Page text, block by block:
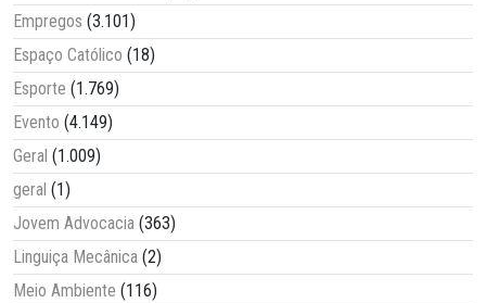
Empregos (3.101)
Espaço Católico (18)
Esporte (1.769)
Evento (4.149)
Geral (1.009)
geral (1)
Jovem Advocacia (363)
Linguiça Mecânica (2)
Meio Ambiente (116)